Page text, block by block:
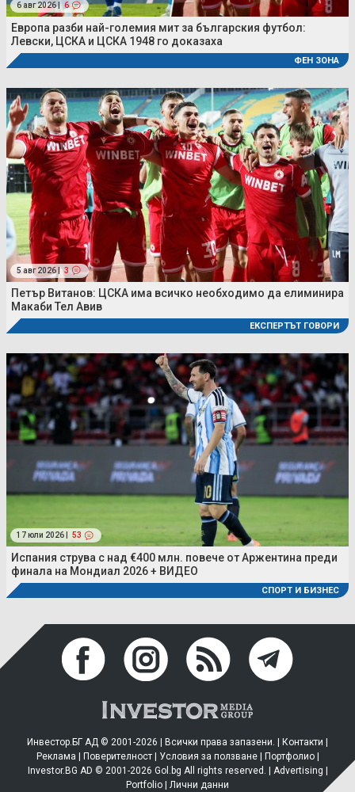
6 авг 2026 | 6
Европа разби най-големия мит за българския футбол:
Левски, ЦСКА и ЦСКА 1948 го доказаха
ФЕН ЗОНА
5 авг 2026 | 3
Петър Витанов: ЦСКА има всичко необходимо да елиминира
Макаби Тел Авив
ЕКСПЕРТЪТ ГОВОРИ
17 юли 2026 | 53
Испания струва с над €400 млн. повече от Аржентина преди
финала на Мондиал 2026 + ВИДЕО
СПОРТ И БИЗНЕС
Инвестор.БГ АД © 2001-2026 | Всички права запазени. | Контакти
Реклама
Поверителност| Условия за ползване| Портфолио|
Investor.BG AD © 2001-2026 Gol.bg All rights reserved. | Advertising
Portfolio
Лични данни